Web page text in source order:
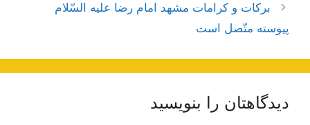
بركات‌ و كرامات‌ مشهد امام‌ رضا عليه‌ السّلام‌
پيوسته‌ متّصل‌ است‌
دیدگاهتان را بنویسید